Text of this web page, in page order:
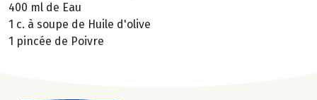
400 ml de Eau
1 c. à soupe de Huile d'olive
1 pincée de Poivre